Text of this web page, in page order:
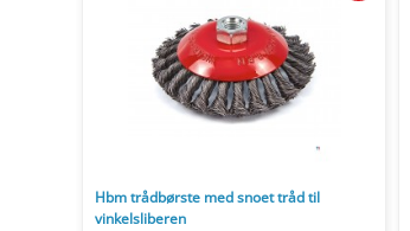
Hbm trådbørste med snoet tråd til
vinkelsliberen